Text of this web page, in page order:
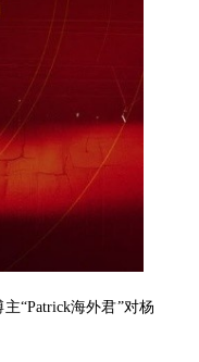
“Patrick海外君”对杨